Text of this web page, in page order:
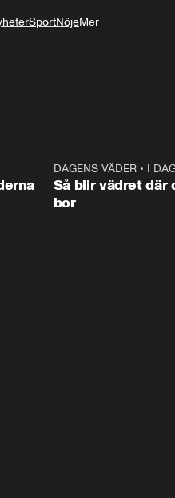
SportNöjeMer
DAGENS VÄDER• I
Så blir vädret där
bor